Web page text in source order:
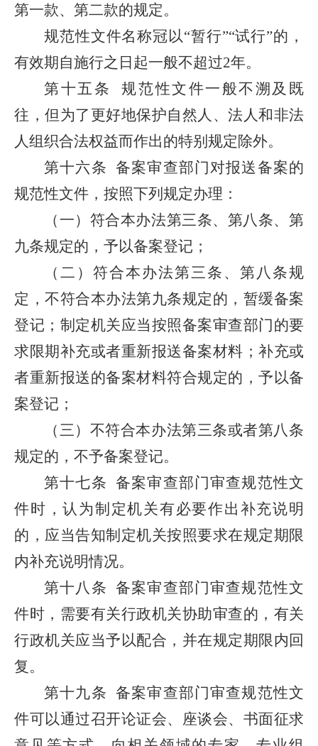
第一款、第二款的规定。
规范性文件名称冠以“暂行”“试行”的，
有效期自施行之日起一般不超过2年。
第十五条
规范性文件一般不溯及既
往，但为了更好地保护自然人、法人和非法
人组织合法权益而作出的特别规定除外。
第十六条 备案审查部门对报送备案的
规范性文件，按照下列规定办理：
（一）符合本办法第三条、第八条、第
九条规定的，予以备案登记；
（二）符合本办法第三条、第八条规
定，不符合本办法第九条规定的，暂缓备案
登记；制定机关应当按照备案审查部门的要
求限期补充或者重新报送备案材料；补充或
者重新报送的备案材料符合规定的，予以备
案登记；
（三）不符合本办法第三条或者第八条
规定的，不予备案登记。
第十七条 备案审查部门审查规范性文
件时，认为制定机关有必要作出补充说明
的，应当告知制定机关按照要求在规定期限
内补充说明情况。
第十八条 备案审查部门审查规范性文
件时，需要有关行政机关协助审查的，有关
行政机关应当予以配合，并在规定期限内回
复。
第十九条 备案审查部门审查规范性文
件可以通过召开论证会、座谈会、书面征求